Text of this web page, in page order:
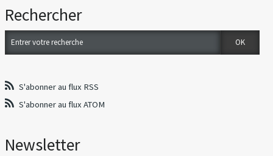
Rechercher
S'abonner au flux RSS
S'abonner au flux ATOM
Newsletter